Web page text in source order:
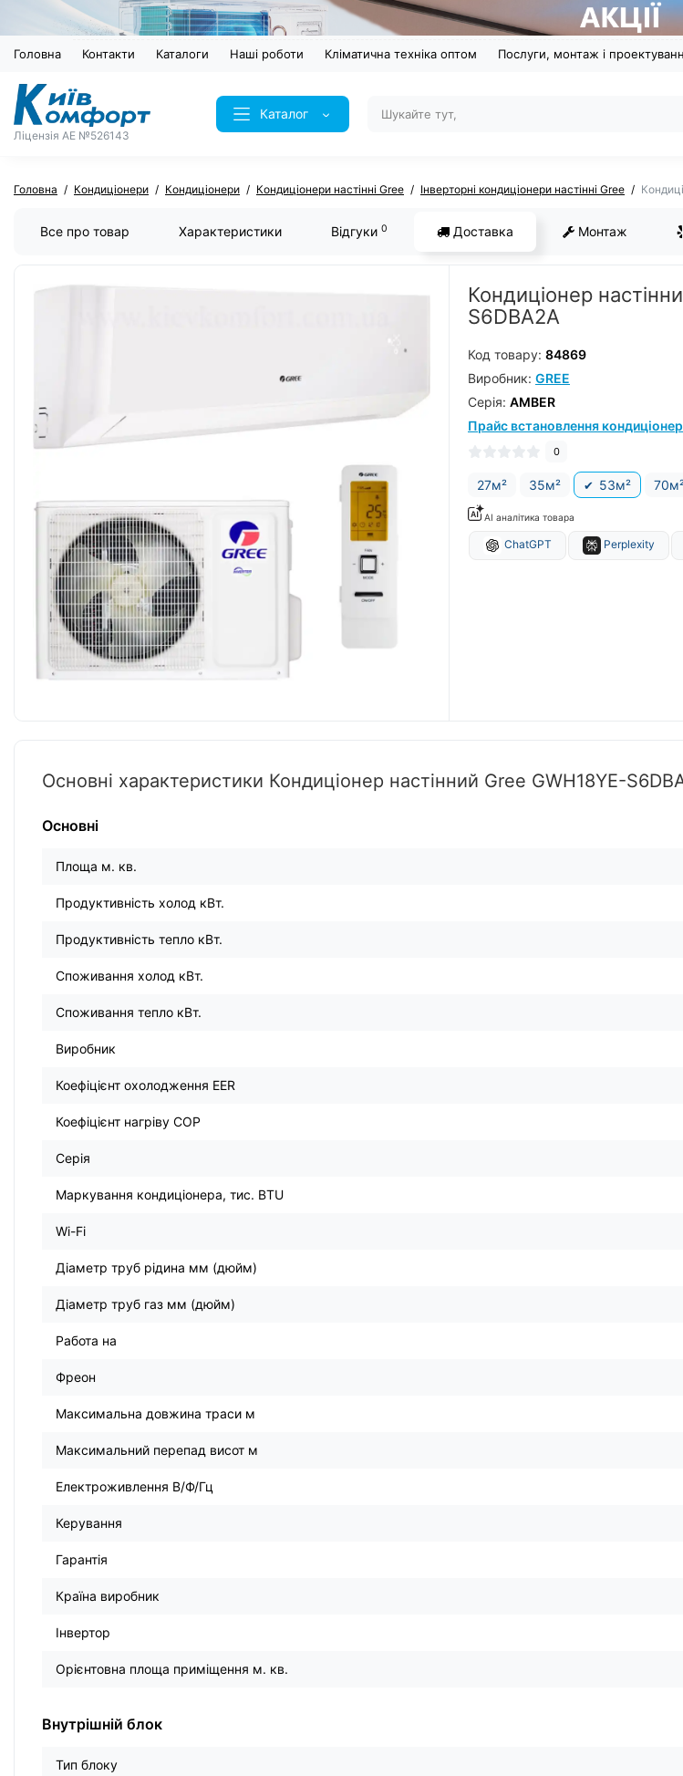
Головна Контакти Каталоги Наші роботи Кліматична техніка оптом Послуги, монтаж і
Ліцензія AE №526143
Каталог
Головна Кондиціонери Кондиціонери Кондиціонери настінні Gree Інверторні кондиціонери настінні Gree
Все про товар Характеристики Відгуки 0 Доставка Монтаж
Кондиціонер
S6DBA2A
Код товару: 84869
Виробник: GREE
Серiя: AMBER
Прайс встановлення
0
27м² 35м² 53м²
AI аналітика товара
ChatGPT Perplexity
Основні характеристики Кондиціонер настінний Gree GWH18YE-
Основні
Площа м. кв.
Продуктивність холод кВт.
Продуктивність тепло кВт.
Споживання холод кВт.
Споживання тепло кВт.
Виробник
Коефіцієнт охолодження EER
Коефіцієнт нагріву COP
Серія
Маркування кондиціонера, тис. BTU
Wi-Fi
Діаметр труб рідина мм (дюйм)
Діаметр труб газ мм (дюйм)
Работа на
Фреон
Максимальна довжина траси м
Максимальний перепад висот м
Електроживлення В/Ф/Гц
Керування
Гарантія
Країна виробник
Інвертор
Орієнтовна площа приміщення м. кв.
Внутрішній блок
Тип блоку